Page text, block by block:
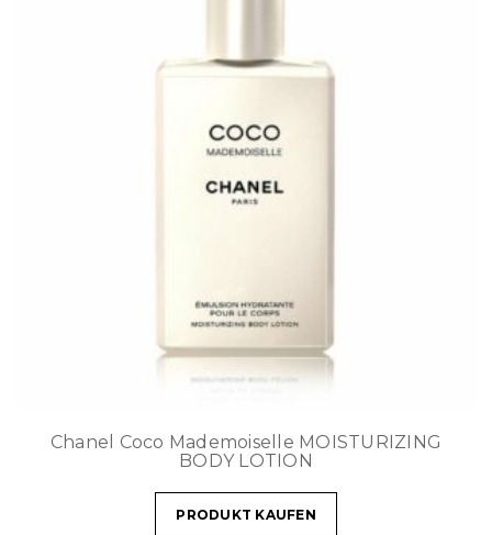
Chanel Coco Mademoiselle MOISTURIZING
BODY LOTION
PRODUKT KAUFEN